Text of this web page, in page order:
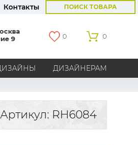
Контакты ПОИСК ТОВАРА
9
0 0
ДИЗАЙНЕРАМ
Германия
Россия Все страны
Артикул: RH6084